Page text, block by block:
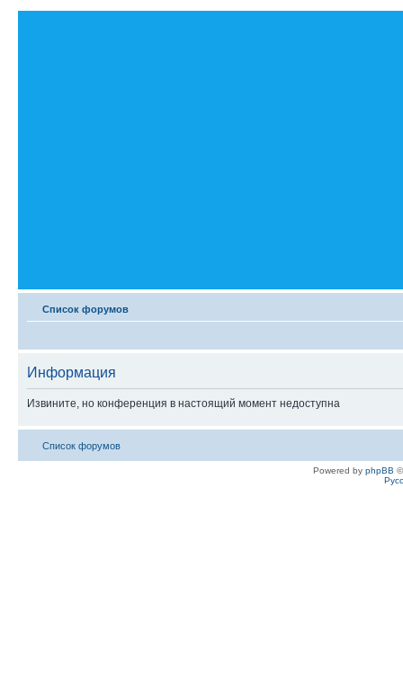
Список форумов
Информация
Извините, но конференция в настоящий момент недоступна
Список форумов
Powered by phpBB